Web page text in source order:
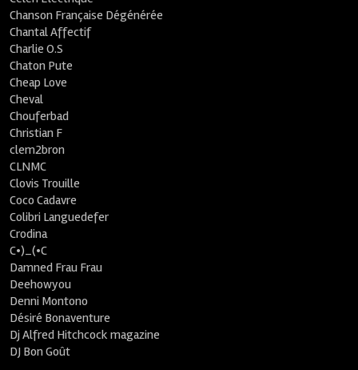
Chanson Française Dégénérée
Chantal Affectif
Charlie O.S
Chaton Pute
Cheap Love
Cheval
Chouferbad
Christian F
clem2bron
CLNMC
Clovis Trouille
Coco Cadavre
Colibri Languedefer
Crodina
C•)_(•C
Damned Frau Frau
Deehowyou
Denni Montono
Désiré Bonaventure
Dj Alfred Hitchcock magazine
DJ Bon Goût